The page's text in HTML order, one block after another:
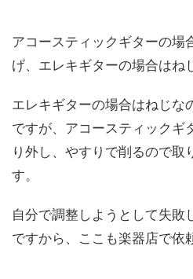
アコースティックギターの場
げ、エレキギターの場合はね
エレキギターの場合はねじな
ですが、アコースティックギ
り外し、やすりで削るので取
す。
自分で調整しようとして失敗
ですから、ここも楽器店で依